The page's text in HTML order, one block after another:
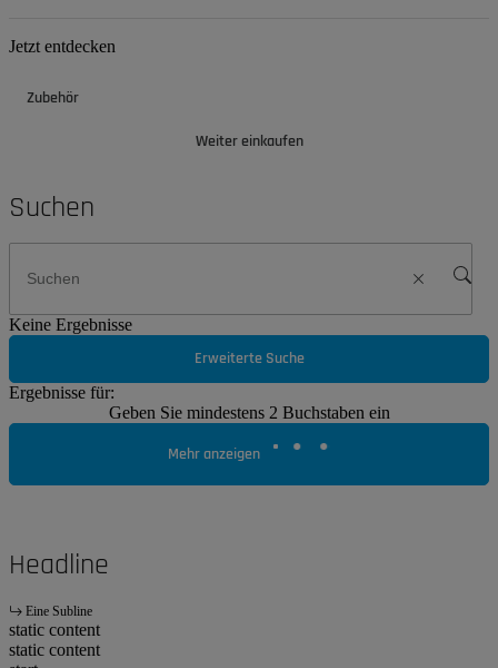
Jetzt entdecken
Zubehör
Weiter einkaufen
Suchen
Keine Ergebnisse
Erweiterte Suche
Ergebnisse für:
Geben Sie mindestens 2 Buchstaben ein
Mehr anzeigen
Headline
Eine Subline
static content
static content